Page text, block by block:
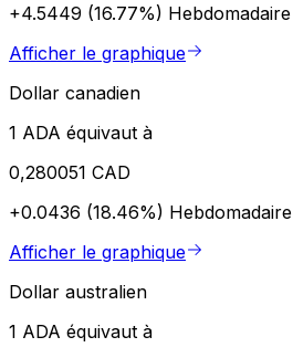
+4.5449 (16.77%) Hebdomadaire
Afficher le graphique
Dollar canadien
1 ADA équivaut à
0,280051 CAD
+0.0436 (18.46%) Hebdomadaire
Afficher le graphique
Dollar australien
1 ADA équivaut à